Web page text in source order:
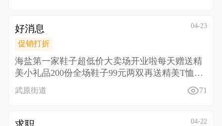
好消息 04-23
促销打折
海盐第一家鞋子超低价大卖场开业啦 每天赠送精
美小礼品200份全场鞋子99元两双再送精美T恤一
件或洗
武原街道 71
04-22